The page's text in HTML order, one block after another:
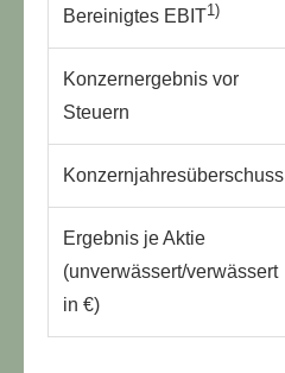
Bereinigtes EBIT1)
Konzernergebnis vor
Steuern
Konzernjahresüberschuss
Ergebnis je Aktie
(unverwässert/verwässert
in €)